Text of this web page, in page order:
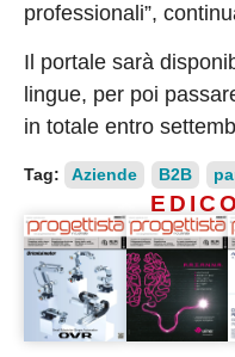
professionali”,
Il portale sarà
lingue, per poi
in totale entro
Tag: Aziende B2B